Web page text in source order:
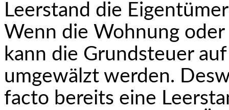
Leerstand die
Wenn die Wohnung
kann die Grundsteuer
umgewälzt werden.
facto bereits eine